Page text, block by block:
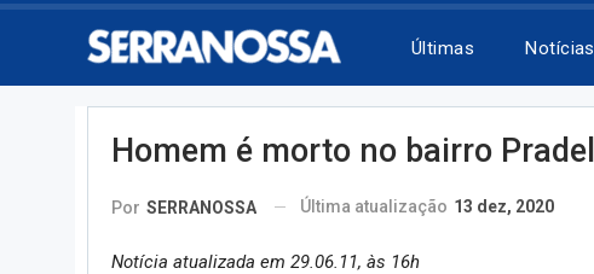
Últimas Notícias
Homem é morto no bairro Pradel
Por SERRANOSSA Última atualização 13 dez, 2020
Notícia atualizada em 29.06.11, às 16h